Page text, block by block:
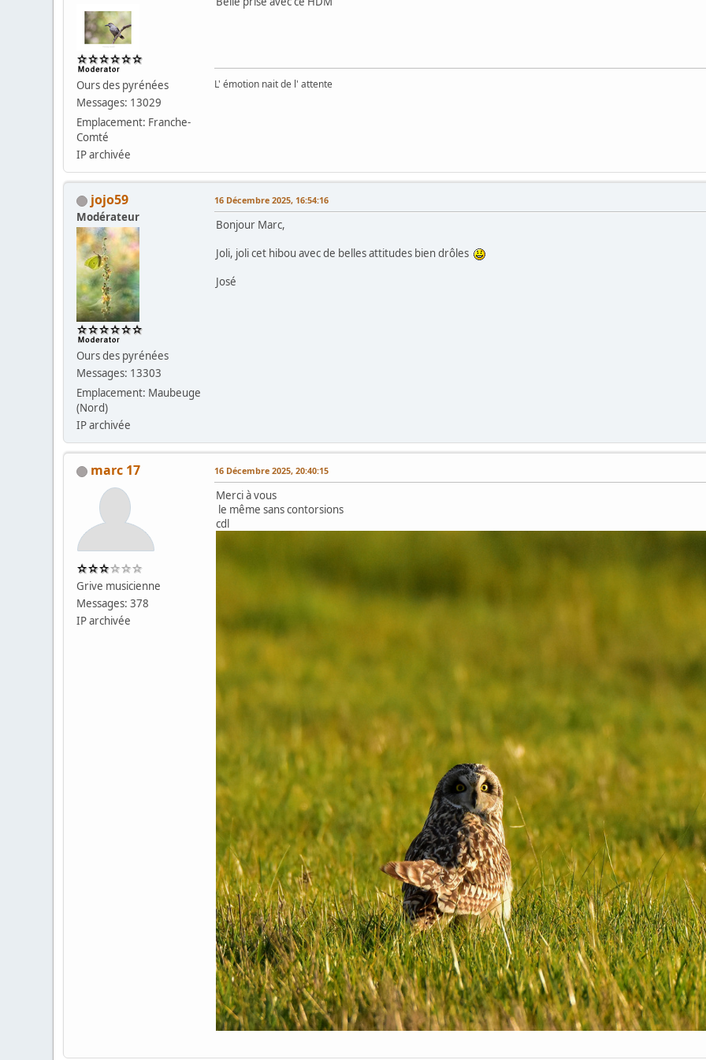
Ours des pyrénées
Messages: 13029
Emplacement: Franche-
Comté
IP archivée
L' émotion nait de l' attente
jojo59
Modérateur
Ours des pyrénées
Messages: 13303
Emplacement: Maubeuge
(Nord)
IP archivée
16 Décembre 2025, 16:54:16
Bonjour Marc,
Joli, joli cet hibou avec de belles attitudes bien drôles
José
marc 17
Grive musicienne
Messages: 378
IP archivée
16 Décembre 2025, 20:40:15
Merci à vous
le même sans contorsions
cdl